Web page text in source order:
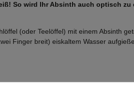
So wird Ihr Absinth auch optisch zu
(oder Teelöffel) mit einem Absinth
Finger breit) eiskaltem Wasser